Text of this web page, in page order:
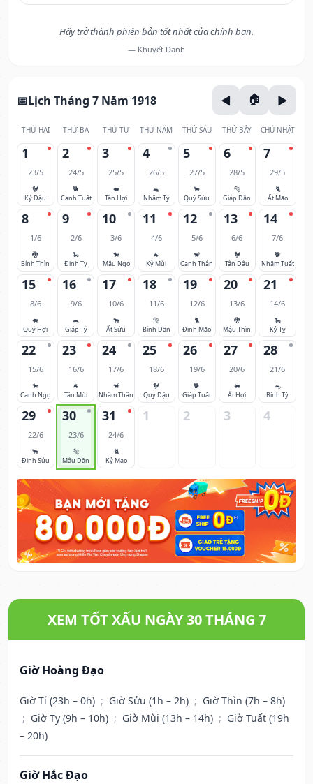
Hãy trở thành phiên bản tốt nhất của chính bạn.
— Khuyết Danh
Lịch Tháng 7 Năm 1918
THỨ HAI THỨ BA THỨ TƯ THỨ NĂM THỨ SÁU THỨ BẢY CHỦ NHẬT
1
23/5
🐓
Kỷ Dậu
2
24/5
🐕
Canh Tuất
3
25/5
🐖
Tân Hợi
4
26/5
🐀
Nhâm Tý
5
27/5
🐂
Quý Sửu
6
28/5
🐅
Giáp Dần
7
29/5
🐈
Ất Mão
8
1/6
🐉
Bính Thìn
9
2/6
🐍
Đinh Tỵ
10
3/6
🐎
Mậu Ngọ
11
4/6
🐐
Kỷ Mùi
12
5/6
🐒
Canh Thân
13
6/6
🐓
Tân Dậu
14
7/6
🐕
Nhâm Tuất
15
8/6
🐖
Quý Hợi
16
9/6
🐀
Giáp Tý
17
10/6
🐂
Ất Sửu
18
11/6
🐅
Bính Dần
19
12/6
🐈
Đinh Mão
20
13/6
🐉
Mậu Thìn
21
14/6
🐍
Kỷ Tỵ
22
15/6
🐎
Canh Ngọ
23
16/6
🐐
Tân Mùi
24
17/6
🐒
Nhâm Thân
25
18/6
🐓
Quý Dậu
26
19/6
🐕
Giáp Tuất
27
20/6
🐖
Ất Hợi
28
21/6
🐀
Bính Tý
29
22/6
🐂
Đinh Sửu
30
23/6
🐅
Mậu Dần
31
24/6
🐈
Kỷ Mão
1 2 3 4
XEM TỐT XẤU NGÀY 30 THÁNG 7
Giờ Hoàng Đạo
Giờ Tí (23h – 0h) ; Giờ Sửu (1h – 2h) ; Giờ Thìn (7h – 8h)
; Giờ Tỵ (9h – 10h) ; Giờ Mùi (13h – 14h) ; Giờ Tuất (19h
– 20h)
Giờ Hắc Đạo